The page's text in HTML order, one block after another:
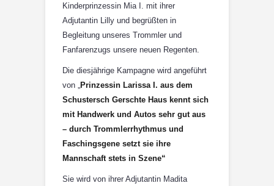
Kinderprinzessin Mia I. mit ihrer
Adjutantin Lilly und begrüßten in
Begleitung unseres Trommler und
Fanfarenzugs unsere neuen Regenten.
Die diesjährige Kampagne wird angeführt
von „
Prinzessin Larissa I. aus dem
Schustersch Gerschte Haus kennt sich
mit Handwerk und Autos sehr gut aus
– durch Trommlerrhythmus und
Faschingsgene setzt sie ihre
Mannschaft stets in Szene“
Sie wird von ihrer Adjutantin Madita